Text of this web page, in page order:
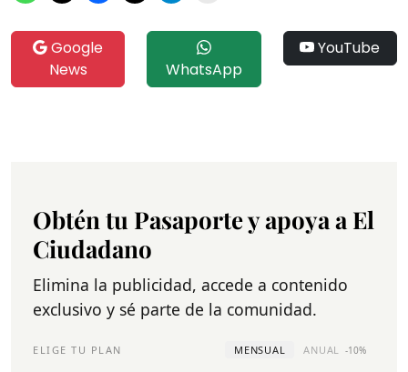
Google
News
WhatsApp
YouTube
Obtén tu Pasaporte y apoya a El
Ciudadano
Elimina la publicidad, accede a contenido
exclusivo y sé parte de la comunidad.
ELIGE TU PLAN MENSUAL ANUAL -10%